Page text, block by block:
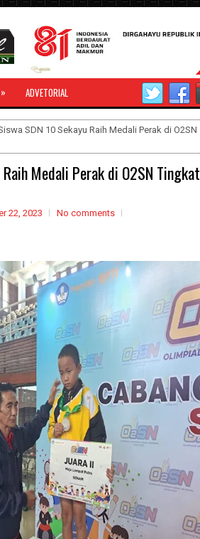
» ADVETORIAL
SDN 10 Sekayu Raih Medali Perak di O2SN
Medali Perak di O2SN Tingkat
22, 2023 No comments